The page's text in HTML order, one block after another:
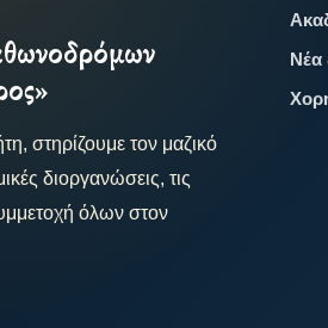
στηρίζουμε τον μαζικό
διοργανώσεις, τις
όλων στον
Νέα